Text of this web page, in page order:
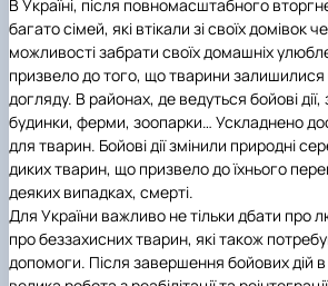
В Україні, після повномасштабного
багато сімей, які втікали зі своїх домівок
можливості забрати своїх домашніх
призвело до того, що тварини залишилися
догляду. В районах, де ведуться бойові
будинки, ферми, зоопарки… Ускладнено
для тварин. Бойові дії змінили природні
диких тварин, що призвело до їхнього
деяких випадках, смерті.
Для України важливо не тільки дбати про
про беззахисних тварин, які також
допомоги. Після завершення бойових дій в